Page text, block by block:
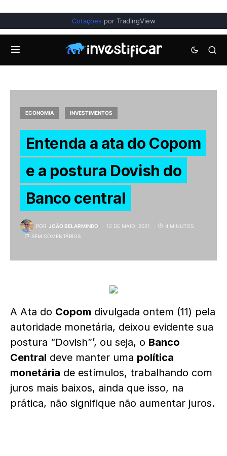
Cotações por TradingView
ECONOMIA INVESTIMENTOS
Entenda a ata do Copom
e a postura Dovish do
Banco central
POR JOÃO BELARMINDO 12 DE MAIO, 2021
4 MINUTOS
SEM COMENTÁRIOS
A Ata do Copom divulgada ontem (11) pela
autoridade monetária, deixou evidente sua
postura “Dovish”’, ou seja, o Banco
Central deve manter uma política
monetária de estímulos, trabalhando com
juros mais baixos, ainda que isso, na
prática, não signifique não aumentar juros.